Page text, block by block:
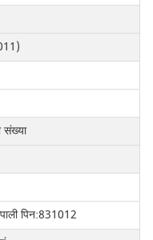
संख्या
पिन:831012